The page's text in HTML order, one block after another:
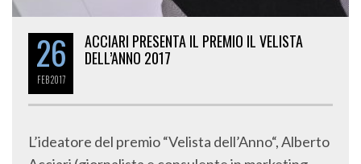
26
FEB2017
ACCIARI PRESENTA IL PREMIO IL VELISTA
DELL’ANNO 2017
L’ideatore del premio “Velista dell’Anno“, Alberto